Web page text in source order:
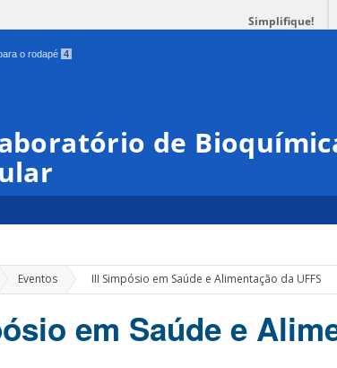
Simplifique!
o rodapé 4
de
Eventos » III Simpósio em Saúde e Alimentação da UFFS
em Saúde e